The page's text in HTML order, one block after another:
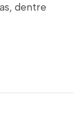
dentre